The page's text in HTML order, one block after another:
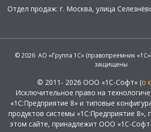
Отдел продаж: г. Москва, улица
© 2026 АО «Группа 1С» (правопреемник
защищены
© 2011- 2026 ООО «1С-Софт» (о
Исключительное право на
«1С:Предприятие 8» и типовые
продуктов системы «1С:Предприятие 8»,
этом сайте, принадлежит ООО «1С-